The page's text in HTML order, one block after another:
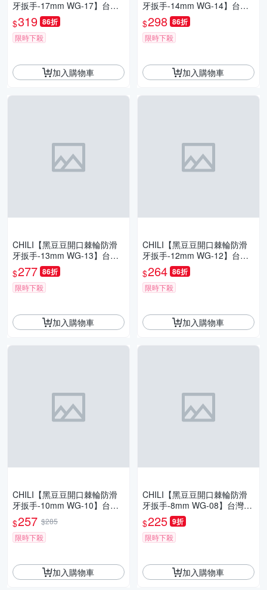
牙扳手-17mm WG-17】台灣
製 快速扳手 油管扳手 梅花扳
手 梅開扳手 板手
$319 86折
限時下殺
加入購物車
牙扳手-14mm WG-14】台灣
製 快速扳手 油管扳手 梅花扳
手 梅開扳手 板手
$298 86折
限時下殺
加入購物車
CHILI【黑豆豆開口棘輪防滑
牙扳手-13mm WG-13】台灣
製 快速扳手 油管扳手 梅花扳
手 梅開扳手 板手
$277 86折
限時下殺
加入購物車
CHILI【黑豆豆開口棘輪防滑
牙扳手-12mm WG-12】台灣
製 快速扳手 油管扳手 梅花扳
手 梅開扳手 板手
$264 86折
限時下殺
加入購物車
CHILI【黑豆豆開口棘輪防滑
牙扳手-10mm WG-10】台灣
製 快速扳手 油管扳手 梅花扳
手 梅開扳手 板手
$257 $285
限時下殺
加入購物車
CHILI【黑豆豆開口棘輪防滑
牙扳手-8mm WG-08】台灣製
快速扳手 油管扳手 梅花扳手
梅開扳手 板手
$225 9折
限時下殺
加入購物車